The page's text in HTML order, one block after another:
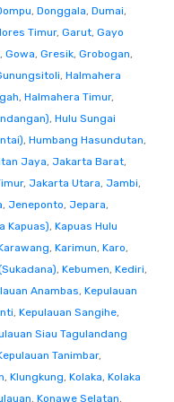
, Donggala, Dumai,
Timur, Garut, Gayo
, Gowa, Gresik, Grobogan,
, Halmahera
, Halmahera Timur,
, Hulu Sungai
, Humbang Hasundutan,
Jaya, Jakarta Barat,
, Jakarta Utara, Jambi,
, Jeneponto, Jepara,
Kapuas), Kapuas Hulu
, Karimun, Karo,
, Kebumen, Kediri,
Anambas, Kepulauan
, Kepulauan Sangihe,
Siau Tagulandang
Tanimbar,
, Klungkung, Kolaka, Kolaka
, Konawe Selatan,